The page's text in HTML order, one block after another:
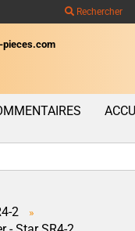
Rechercher
pieces.com
2 »